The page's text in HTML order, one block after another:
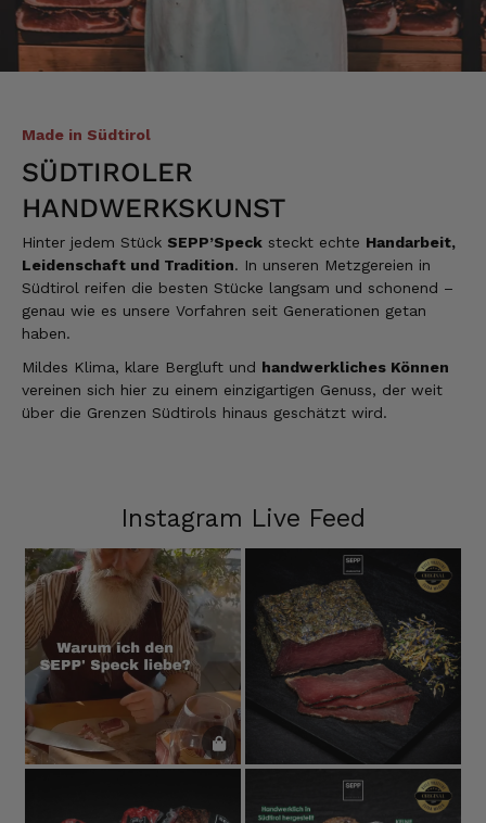
Made in Südtirol
SÜDTIROLER
HANDWERKSKUNST
Hinter jedem Stück SEPP’Speck steckt echte Handarbeit,
Leidenschaft und Tradition. In unseren Metzgereien in
Südtirol reifen die besten Stücke langsam und schonend –
genau wie es unsere Vorfahren seit Generationen getan
haben.
Mildes Klima, klare Bergluft und handwerkliches Können
vereinen sich hier zu einem einzigartigen Genuss, der weit
über die Grenzen Südtirols hinaus geschätzt wird.
Instagram Live Feed
Alle Bewertungen Lesen